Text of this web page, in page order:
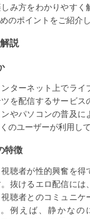
み方をわかりやす
のポイントをご紹介し
説
ターネット上でラ
を配信するサービス
やパソコンの普及に
のユーザーが利用して
特徴
視聴者が性的興奮を
抜けるエロ配信に
聴者とのコミュニケ
例えば、静かなの